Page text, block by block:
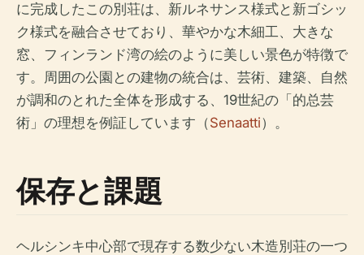
に完成したこの別荘は、新ルネサンス様式と新ゴシッ
ク様式を融合させており、華やかな木細工、大きな
窓、フィンランド湾の絵のように美しい景色が特徴で
す。周囲の公園との建物の統合は、芸術、建築、自然
が調和のとれた全体を形成する、19世紀の「的总芸
術」の理想を例証しています（Senaatti）。
保存と課題
ヘルシンキ中心部で現存する数少ない木造別荘の一つ